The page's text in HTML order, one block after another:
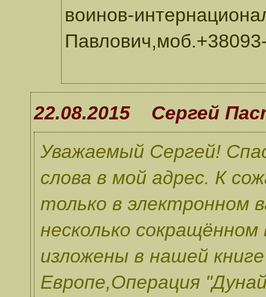
воинов-
22.08.2015 Сергей
Уважаемый Сергей!
слова в мой адрес. К
только в электронном
несколько
изложены в нашей
Европе,Операция